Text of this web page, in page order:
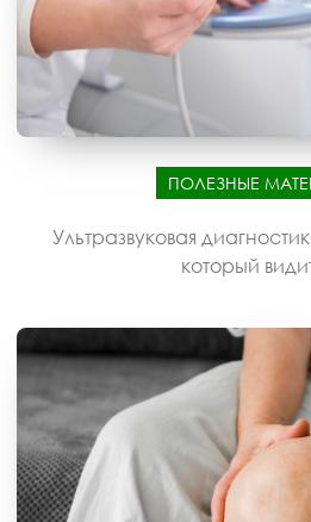
ПОЛЕЗНЫЕ
Ультразвуковая
который